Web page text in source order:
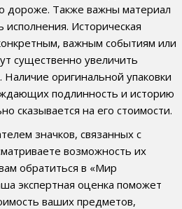
дороже. Также важны материал
исполнения. Историческая
важным событиям или
существенно увеличить
оригинальной упаковки
подлинность и историю
сказывается на его стоимости.
значков, связанных с
возможность их
обратиться в «Мир
экспертная оценка поможет
ваших предметов,